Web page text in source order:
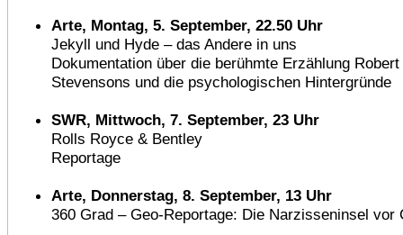
Arte, Montag, 5. September, 22.50 Uhr
Jekyll und Hyde – das Andere in uns
Dokumentation über die berühmte Erzählung
Stevensons und die psychologischen Hintergründe
SWR, Mittwoch, 7. September, 23 Uhr
Rolls Royce & Bentley
Reportage
Arte, Donnerstag, 8. September, 13 Uhr
360 Grad – Geo-Reportage: Die Narzisseninsel vor